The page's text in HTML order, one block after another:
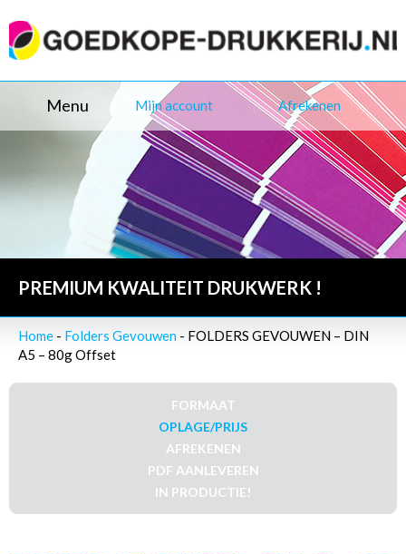
Menu Mijn account Afrekenen
PREMIUM KWALITEIT DRUKWERK !
Home - Folders Gevouwen - FOLDERS GEVOUWEN – DIN
A5 – 80g Offset
FORMAAT
OPLAGE/PRIJS
AFREKENEN
PDF AANLEVEREN
IN PRODUCTIE!